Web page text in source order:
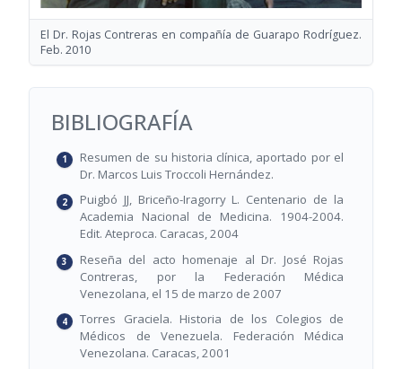
El Dr. Rojas Contreras en compañía de Guarapo Rodríguez.
Feb. 2010
BIBLIOGRAFÍA
Resumen de su historia clínica, aportado por el
Dr. Marcos Luis Troccoli Hernández.
Puigbó JJ, Briceño-Iragorry L. Centenario de la
Academia Nacional de Medicina. 1904-2004.
Edit. Ateproca. Caracas, 2004
Reseña del acto homenaje al Dr. José Rojas
Contreras, por la Federación Médica
Venezolana, el 15 de marzo de 2007
Torres Graciela. Historia de los Colegios de
Médicos de Venezuela. Federación Médica
Venezolana. Caracas, 2001